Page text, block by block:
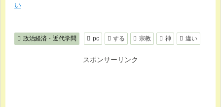
い
政治経済・近代学問 pc する 宗教 神 違い
スポンサーリンク